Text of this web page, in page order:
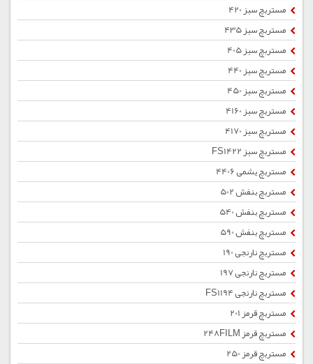
مستربچ سبز 420
مستربچ سبز 435
مستربچ سبز 405
مستربچ سبز 440
مستربچ سبز 450
مستربچ سبز 4160
مستربچ سبز 4170
مستربچ سبز FS1422
مستربچ یشمی 4406
مستربچ بنفش 502
مستربچ بنفش 540
مستربچ بنفش 590
مستربچ نارنجی 190
مستربچ نارنجی 197
مستربچ نارنجی FS1194
مستربچ قرمز 201
مستربچ قرمز 248FILM
مستربچ قرمز 250